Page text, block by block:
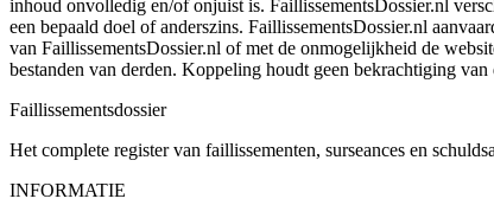
inhoud onvolledig en/of onjuist is. FaillissementsDossier.nl
een bepaald doel of anderszins. FaillissementsDossier.nl
van FaillissementsDossier.nl of met de onmogelijkheid de
bestanden van derden. Koppeling houdt geen bekrachtiging van
Faillissementsdossier
Het complete register van faillissementen, surseances en
INFORMATIE